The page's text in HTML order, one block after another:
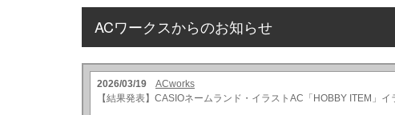
ACワークスからのお知らせ